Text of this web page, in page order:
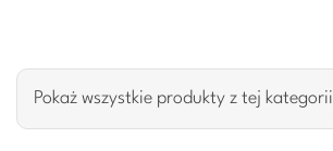
Pokaż wszystkie produkty z tej kategorii